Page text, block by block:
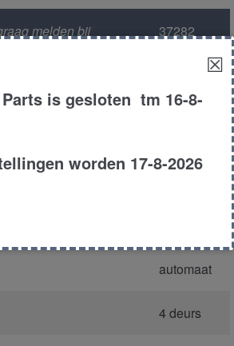
melden bij
37282
E38
automaat
4 deurs
☒
Parts is gesloten tm 16-8-
worden 17-8-2026